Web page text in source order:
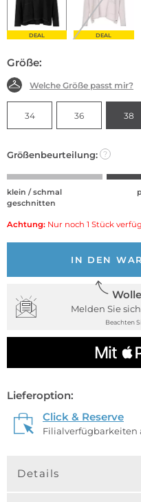
DEAL DEAL
Größe:
Welche Größe passt mir?
34 36 38
Größenbeurteilung: ?
klein / schmal
geschnitten
Achtung: Nur noch 1 Stück
IN DEN
Melden Sie sich
Beachten
Lieferoption:
Click & Reserve
Filialverfügbarkeiten
Details